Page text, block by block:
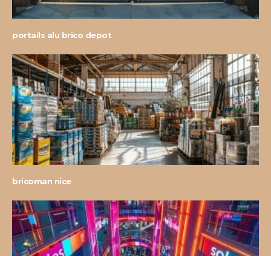
portails alu brico depot
bricoman nice